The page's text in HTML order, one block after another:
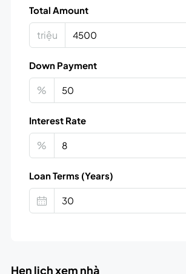
Total Amount
triệu
Down Payment
%
Interest Rate
%
Loan Terms (Years)
Hẹn lịch xem nhà